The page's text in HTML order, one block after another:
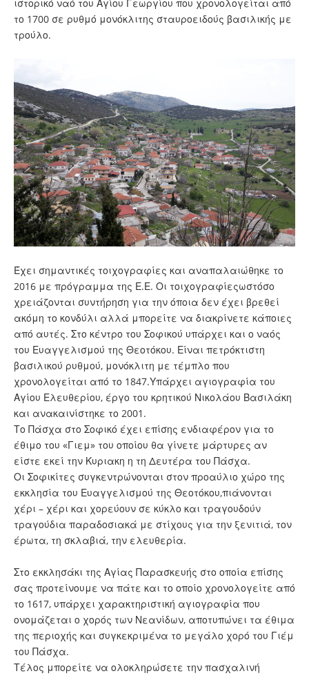
ιστορικό ναό του Αγίου Γεωργίου που χρονολογείται από
το 1700 σε ρυθμό μονόκλιτης σταυροειδούς βασιλικής με
τρούλο.
Έχει σημαντικές τοιχογραφίες και αναπαλαιώθηκε το
2016 με πρόγραμμα της Ε.Ε. Οι τοιχογραφίεςωστόσο
χρειάζονται συντήρηση για την όποια δεν έχει βρεθεί
ακόμη το κονδύλι αλλά μπορείτε να διακρίνετε κάποιες
από αυτές. Στο κέντρο του Σοφικού υπάρχει και ο ναός
του Ευαγγελισμού της Θεοτόκου. Είναι πετρόκτιστη
βασιλικού ρυθμού, μονόκλιτη με τέμπλο που
χρονολογείται από το 1847.Υπάρχει αγιογραφία του
Αγίου Ελευθερίου, έργο του κρητικού Νικολάου Βασιλάκη
και ανακαινίστηκε το 2001.
Το Πάσχα στο Σοφικό έχει επίσης ενδιαφέρον για το
έθιμο του «Γιεμ» του οποίου θα γίνετε μάρτυρες αν
είστε εκεί την Κυριακη η τη Δευτέρα του Πάσχα.
Οι Σοφικίτες συγκεντρώνονται στον προαύλιο χώρο της
εκκλησία του Ευαγγελισμού της Θεοτόκου,πιάνονται
χέρι – χέρι και χορεύουν σε κύκλο και τραγουδούν
τραγούδια παραδοσιακά με στίχους για την ξενιτιά, τον
έρωτα, τη σκλαβιά, την ελευθερία.
Στο εκκλησάκι της Αγίας Παρασκευής στο οποία επίσης
σας προτείνουμε να πάτε και το οποίο χρονολογείτε από
το 1617, υπάρχει χαρακτηριστική αγιογραφία που
ονομάζεται ο χορός των Νεανίδων, αποτυπώνει τα έθιμα
της περιοχής και συγκεκριμένα το μεγάλο χορό του Γιέμ
του Πάσχα.
Τέλος μπορείτε να ολοκληρώσετε την πασχαλινή